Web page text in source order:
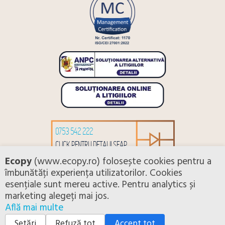
0753 542 222
CLICK PENTRU DETALII SEAP
Copyright 2026 ©nscopiers. All rights reserved.
ANPC Termeni si conditii
Politica de utilizare Cookie-uri
Setări cookies
Ecopy (www.ecopy.ro) folosește cookies pentru a
îmbunătăți experiența utilizatorilor. Cookies
esențiale sunt mereu active. Pentru analytics și
marketing alegeți mai jos.
Află mai multe